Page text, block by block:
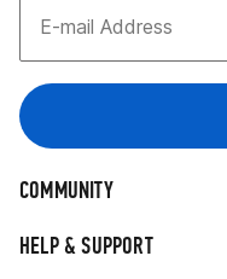
HELP & SUPPORT
COMMUNITY